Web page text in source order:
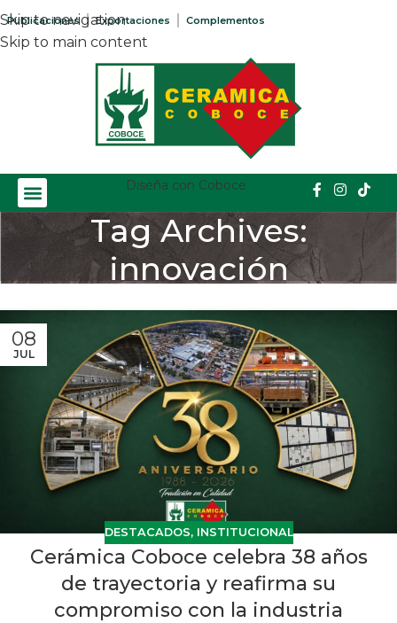
Skip to navigation
Skip to main content
Publicaciones Exportaciones Complementos
Diseña con Coboce
Tag Archives:
innovación
08
JUL
DESTACADOS, INSTITUCIONAL
Cerámica Coboce celebra 38 años
de trayectoria y reafirma su
compromiso con la industria